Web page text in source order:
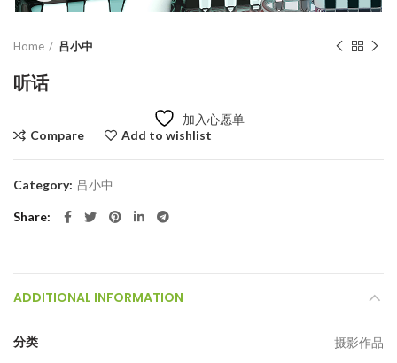
Home 吕小中
听话
加入心愿单
Compare
Add to wishlist
Category: 吕小中
Share
ADDITIONAL INFORMATION
分类 摄影作品